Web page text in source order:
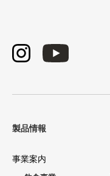
製品情報
事業案内